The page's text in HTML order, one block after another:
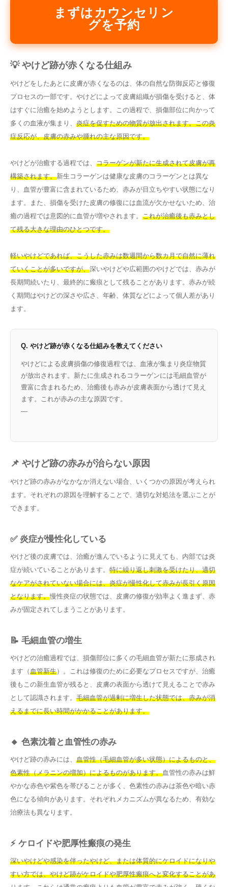
まずはカウンセリン
グを予約
💡 やけど跡が赤くなる仕組み
やけどをしたあとに皮膚が赤くなるのは、体の自然な防御反応と修復
プロセスの一部です。やけどによって皮膚組織が損傷を受けると、体
はすぐに治癒を始めようとします。この過程で、損傷部位に向かって
多くの血液が集まり、 炎症を促すための物質が放出されます。この炎
症反応が、皮膚の赤みや腫れの主な原因です。
やけどが治癒する過程では、 コラーゲンが新たに生成されて皮膚が再
構築されます。新生コラーゲンは健康な皮膚のコラーゲンとは異な
り、血管が豊富に含まれているため、赤みが目立ちやすい状態になり
ます。また、損傷を受けた皮膚の修復には血流が欠かせないため、治
癒の過程では意図的に血管が増やされます。 これが治癒後も赤みとし
て残る大きな理由のひとつです。
軽いやけどであれば、こうした赤みは数週間から数カ月で自然に薄れ
ていくことが多いですが、深いやけどや広範囲のやけどでは、赤みが
長期間続いたり、最終的に瘢痕として残ることがあります。赤みが続
く期間はやけどの深さや広さ、年齢、体質などによって個人差があり
ます。
Q. やけど跡が赤くなる仕組みを教えてください
やけどによる皮膚損傷の修復過程では、血液が集まり炎症物質
が放出されます。新たに生成されるコラーゲンには毛細血管が
豊富に含まれるため、治癒後も赤みが皮膚表面から透けて見え
ます。これが赤みの主な原因です。
—
📌 やけど跡の赤みが治らない原因
やけど跡の赤みがなかなか消えない場合、いくつかの原因が考えられ
ます。それぞれの原因を理解することで、適切な対処法を選ぶことが
できます。
✅ 炎症が慢性化している
やけど後の皮膚では、治癒が進んでいるように見えても、内部では炎
症が続いていることがあります。 特に繰り返し刺激を受けたり、適切
なケアがされていない場合には、炎症が慢性化して赤みが長引く原因
となります。慢性炎症の状態では、皮膚の修復が効率よく進まず、赤
みが固定されてしまうことがあります。
📝 毛細血管の増生
やけどの治癒過程では、損傷部位に多くの毛細血管が新たに形成され
ます（血管新生）。これは修復のために必要なプロセスですが、治癒
後もこの新生血管が残ると、皮膚の表面から透けて見えることで赤み
として認識されます。 毛細血管が過剰に増生した状態では、赤みが消
えるまでに長い時間がかかることがあります。
🔸 色素沈着と血管性の赤み
やけど跡の赤みには、 血管性（毛細血管が多い状態）によるものと、
色素性（メラニンの増加）によるものがあります。血管性の赤みは鮮
やかな赤色や紫色を帯びることが多く、色素性の赤みは茶色や暗い赤
色になる傾向があります。それぞれメカニズムが異なるため、有効な
治療法も異なります。
⚡ ケロイドや肥厚性瘢痕の発生
深いやけどや感染を伴ったやけど、または体質的にケロイドになりや
すい方では、やけど跡がケロイドや肥厚性瘢痕へと変化することがあ